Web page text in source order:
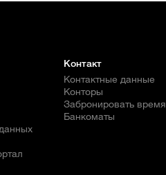
Контакт
Контактные данные
Конторы
Забронировать время
Банкоматы